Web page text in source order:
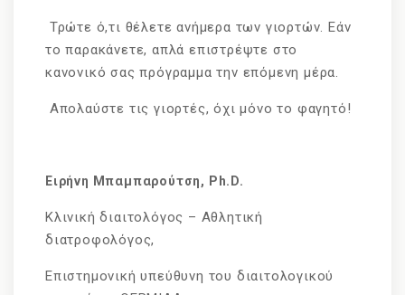
Τρώτε ό,τι θέλετε ανήμερα των γιορτών. Εάν
το παρακάνετε, απλά επιστρέψτε στο
κανονικό σας πρόγραμμα την επόμενη μέρα.
Απολαύστε τις γιορτές, όχι μόνο το φαγητό!
Ειρήνη Μπαμπαρούτση, Ph.D.
Κλινική διαιτολόγος – Αθλητική
διατροφολόγος,
Επιστημονική υπεύθυνη του διαιτολογικού